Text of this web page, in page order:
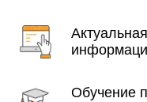
Обучение